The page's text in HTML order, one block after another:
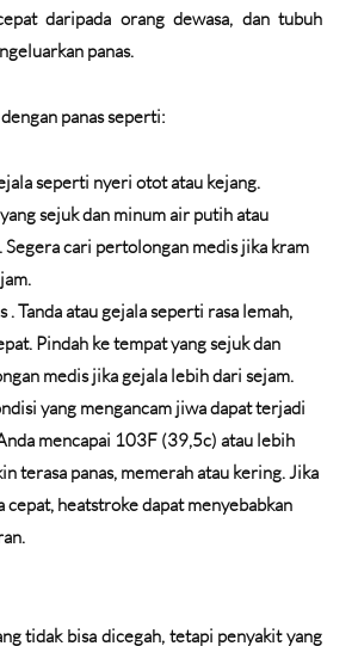
daripada orang dewasa, dan tubuh
panas.
panas seperti:
seperti nyeri otot atau kejang.
sejuk dan minum air putih atau
Segera cari pertolongan medis jika kram
. Tanda atau gejala seperti rasa lemah,
Pindah ke tempat yang sejuk dan
medis jika gejala lebih dari sejam.
yang mengancam jiwa dapat terjadi
mencapai 103F (39,5c) atau lebih
terasa panas, memerah atau kering. Jika
cepat, heatstroke dapat menyebabkan
tidak bisa dicegah, tetapi penyakit yang